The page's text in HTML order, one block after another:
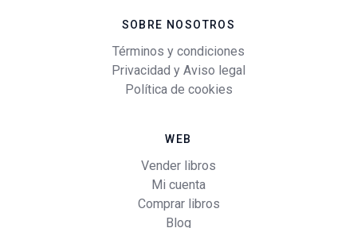
SOBRE NOSOTROS
Términos y condiciones
Privacidad y Aviso legal
Política de cookies
WEB
Vender libros
Mi cuenta
Comprar libros
Blog